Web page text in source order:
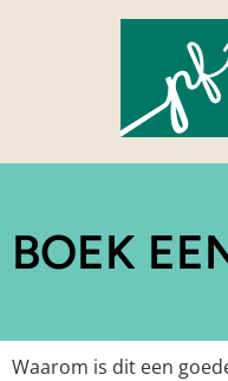
BOEK
Waarom is dit een